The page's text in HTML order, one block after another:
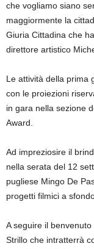
che vogliamo siano
maggiormente la
Giuria Cittadina che
direttore artistico
Le attività della prima
con le proiezioni
in gara nella sezione
Award.
Ad impreziosire il
nella serata del 12
pugliese Mingo De
progetti filmici a
A seguire il
Strillo che intratterrà